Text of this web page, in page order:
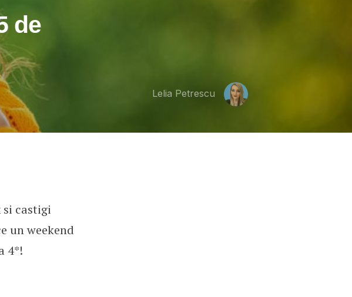
de
Lelia Petrescu
si 1075 de premii garantate
si castigi
un weekend
4*!